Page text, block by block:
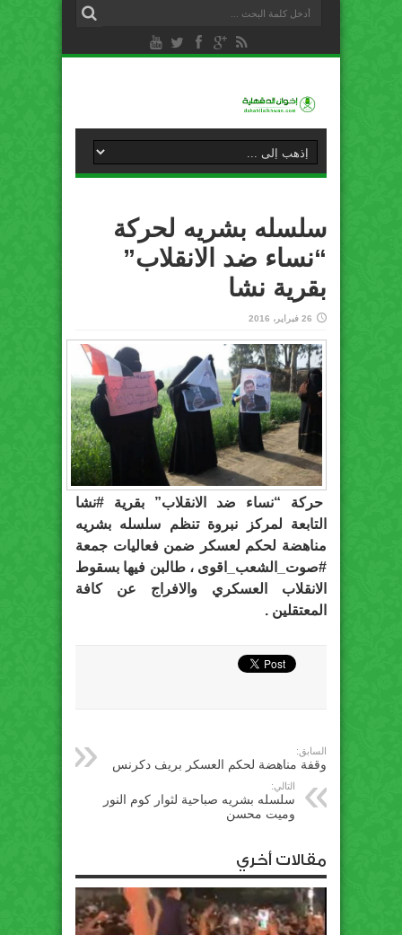
سلسله بشريه لحركة
“نساء ضد الانقلاب”
بقرية ‫نشا‬
26 فبراير، 2016
حركة “نساء ضد الانقلاب” بقرية ‫#‏نشا‬
التابعة لمركز نبروة تنظم سلسله بشريه
مناهضة لحكم لعسكر ضمن فعاليات جمعة
‫#‏صوت_الشعب_اقوى‬ ، طالبن فيها بسقوط
الانقلاب العسكري والافراج عن كافة
المعتقلين .
السابق:
وقفة مناهضة لحكم العسكر ب‏ريف دكرنس
التالي:
سلسله بشريه صباحية لثوار كوم النور
وميت محسن
مقالات أخري